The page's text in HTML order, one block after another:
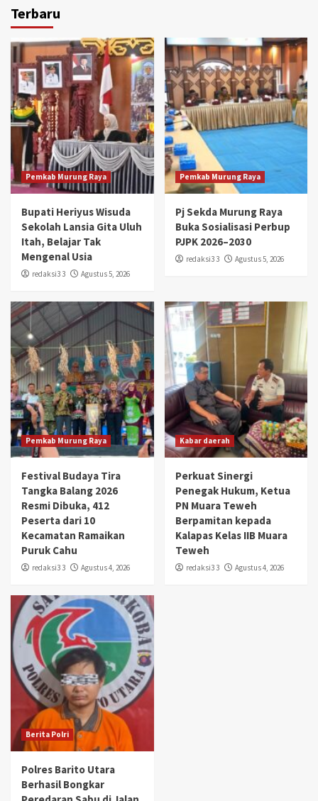
Terbaru
Pemkab Murung Raya
Bupati Heriyus Wisuda
Sekolah Lansia Gita Uluh
Itah, Belajar Tak
Mengenal Usia
redaksi3 3 Agustus 5, 2026
Pemkab Murung Raya
Pj Sekda Murung Raya
Buka Sosialisasi Perbup
PJPK 2026–2030
redaksi3 3 Agustus 5, 2026
Pemkab Murung Raya
Festival Budaya Tira
Tangka Balang 2026
Resmi Dibuka, 412
Peserta dari 10
Kecamatan Ramaikan
Puruk Cahu
redaksi3 3 Agustus 4, 2026
Kabar daerah
Perkuat Sinergi
Penegak Hukum, Ketua
PN Muara Teweh
Berpamitan kepada
Kalapas Kelas IIB Muara
Teweh
redaksi3 3 Agustus 4, 2026
Berita Polri
Polres Barito Utara
Berhasil Bongkar